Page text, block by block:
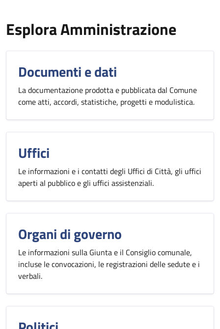
Esplora Amministrazione
Documenti e dati
La documentazione prodotta e pubblicata dal Comune
come atti, accordi, statistiche, progetti e modulistica.
Uffici
Le informazioni e i contatti degli Uffici di Città, gli uffici
aperti al pubblico e gli uffici assistenziali.
Organi di governo
Le informazioni sulla Giunta e il Consiglio comunale,
incluse le convocazioni, le registrazioni delle sedute e i
verbali.